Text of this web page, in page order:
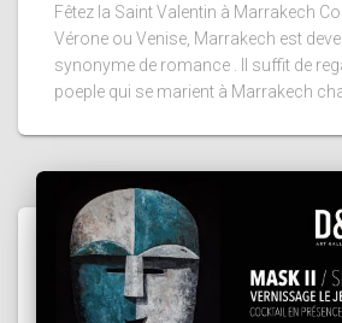
Fêtez la Saint Valentin à Marrakech
Vérone ou Venise, Marrakech est
synonyme de romance . Il suffit de
poeple qui se marient à Marrakech